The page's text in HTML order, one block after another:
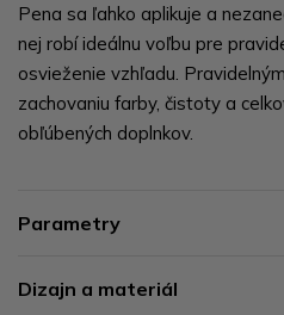
Pena sa ľahko aplikuje a
nej robí ideálnu voľbu pre
osvieženie vzhľadu.
zachovaniu farby, čistoty a
obľúbených doplnkov.
Parametry
Dizajn a materiál